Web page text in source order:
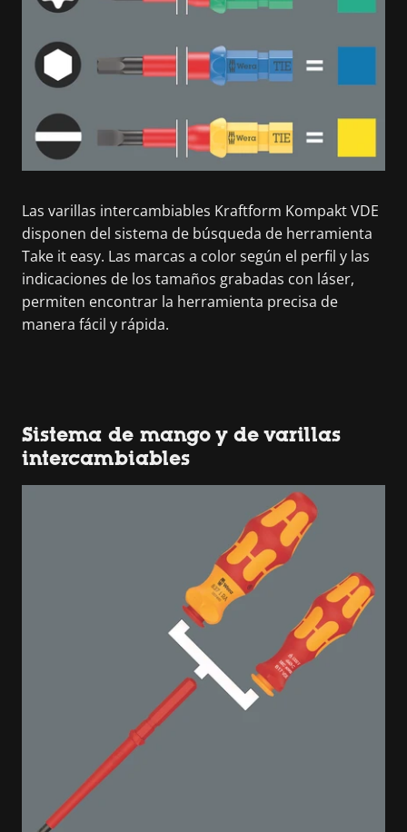
Las varillas intercambiables Kraftform Kompakt VDE
disponen del sistema de búsqueda de herramienta
Take it easy. Las marcas a color según el perfil y las
indicaciones de los tamaños grabadas con láser,
permiten encontrar la herramienta precisa de
manera fácil y rápida.
Sistema de mango y de varillas
intercambiables